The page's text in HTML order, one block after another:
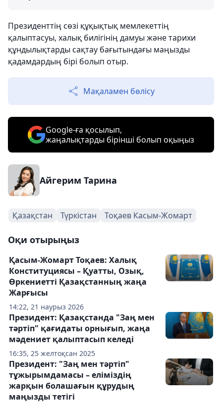
Президенттің сөзі құқықтық мемлекеттің
қалыптасуы, халық билігінің дамуы және тарихи
құндылықтарды сақтау бағытындағы маңызды
қадамдардың бірі болып отыр.
Мақаламен бөлісу
Google-ға қосылып,
жаңалықтарды бірінші болып оқыңыз
Айгерим Тарина
Қазақстан Түркістан Тоқаев Касым-Жомарт
Оқи отырыңыз
14:22, 21 наурыз 2026
Қасым-Жомарт Тоқаев: Халық
Конституциясы – Қуатты, Озық,
Өркениетті Қазақстанның жаңа
Жарғысы
16:35, 25 желтоқсан 2025
Президент: Қазақстанда "Заң мен
тәртіп" қағидаты орнығып, жаңа
мәдениет қалыптасып келеді
Президент: "Заң мен тәртіп"
тұжырымдамасы – еліміздің
жарқын болашағын құрудың
маңызды тетігі